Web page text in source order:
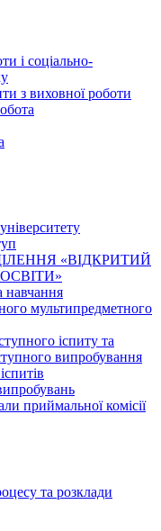
і соціально-
з виховної роботи
«ВІДКРИТИЙ
мультипредметного
іспиту та
випробування
приймальної комісії
та розклади